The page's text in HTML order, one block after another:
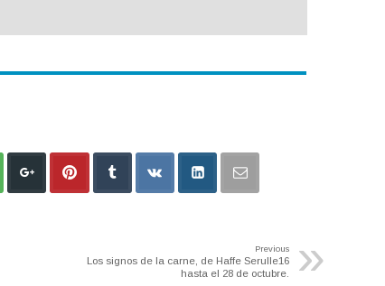
»
Previous
Los signos de la carne, de Haffe Serulle16
hasta el 28 de octubre.